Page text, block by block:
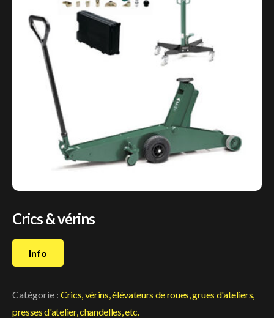
Crics & vérins
Info
Catégorie : Crics, vérins, élévateurs de roues, grues d'ateliers,
presses d'atelier, chandelles, etc.